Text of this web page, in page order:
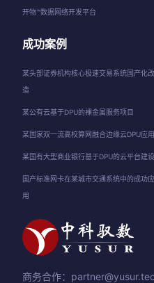
开物™数据网络开发平台
成功案例
某头部证券机构核心极速交易系统国产化改
造
某公有云基于DPU的裸金属服务项目
某国家双一流高校算网融合边缘云DPU应用
某国有大型商业银行基于DPU的云平台建设
国产标准网卡在某城市交通系统中的成功应
用
商务合作：